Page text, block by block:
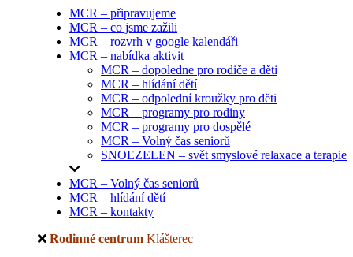
MCR – připravujeme
MCR – co jsme zažili
MCR – rozvrh v google kalendáři
MCR – nabídka aktivit
MCR – dopoledne pro rodiče a děti
MCR – hlídání dětí
MCR – odpolední kroužky pro děti
MCR – programy pro rodiny
MCR – programy pro dospělé
MCR – Volný čas seniorů
SNOEZELEN – svět smyslové relaxace a terapie
MCR – Volný čas seniorů
MCR – hlídání dětí
MCR – kontakty
Rodinné centrum Klášterec